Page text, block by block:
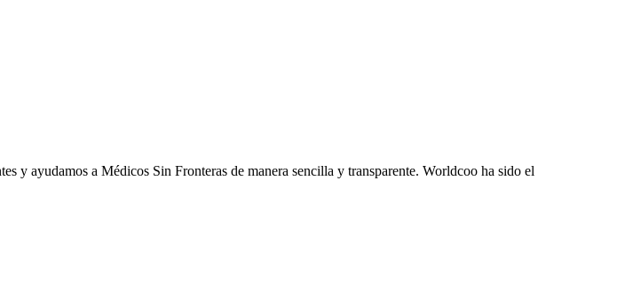
y ayudamos a Médicos Sin Fronteras de manera sencilla y transparente. Worldcoo ha sido el